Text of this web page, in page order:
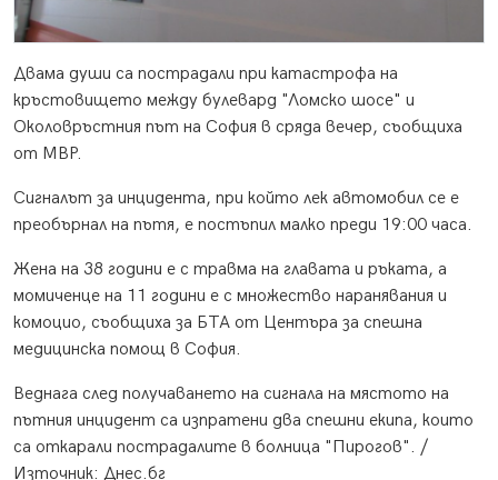
Двама души са пострадали при катастрофа на
кръстовището между булевард "Ломско шосе" и
Околовръстния път на София в сряда вечер, съобщиха
от МВР.
Сигналът за инцидента, при който лек автомобил се е
преобърнал на пътя, е постъпил малко преди 19:00 часа.
Жена на 38 години е с травма на главата и ръката, а
момиченце на 11 години е с множество наранявания и
комоцио, съобщиха за БТА от Центъра за спешна
медицинска помощ в София.
Веднага след получаването на сигнала на мястото на
пътния инцидент са изпратени два спешни екипа, които
са откарали пострадалите в болница "Пирогов". /
Източник: Днес.бг